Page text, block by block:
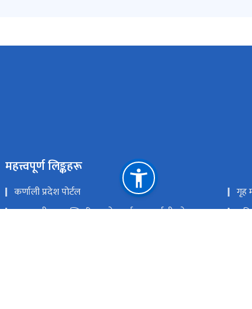
महत्त्वपूर्ण लिङ्कहरू
कर्णाली प्रदेश पोर्टल
गृह
मुख्यमन्त्री तथा मन्त्रिपरिषद्को कार्यालय,कर्णाली प्रदेश